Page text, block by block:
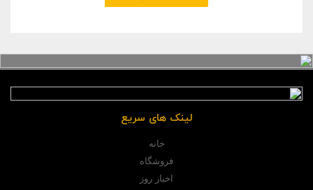
لینک های سریع
خانه
فروشگاه
اخبار روز